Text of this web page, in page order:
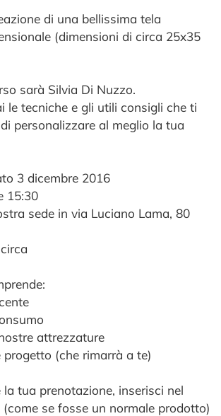
di una bellissima tela
(dimensioni di circa 25x35
sarà Silvia Di Nuzzo.
le tecniche e gli utili consigli che ti
personalizzare al meglio la tua
3 dicembre 2016
15:30
sede in via Luciano Lama, 80
attrezzature
progetto (che rimarrà a te)
la tua prenotazione, inserisci nel
se fosse un normale prodotto)